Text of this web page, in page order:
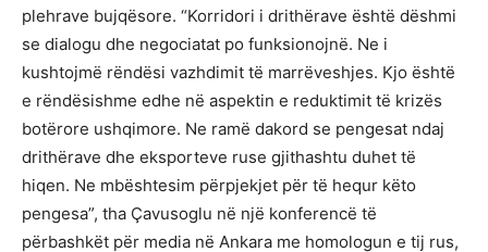
plehrave bujqësore. “Korridori i drithërave është dëshmi
se dialogu dhe negociatat po funksionojnë. Ne i
kushtojmë rëndësi vazhdimit të marrëveshjes. Kjo është
e rëndësishme edhe në aspektin e reduktimit të krizës
botërore ushqimore. Ne ramë dakord se pengesat ndaj
drithërave dhe eksporteve ruse gjithashtu duhet të
hiqen. Ne mbështesim përpjekjet për të hequr këto
pengesa”, tha Çavusoglu në një konferencë të
përbashkët për media në Ankara me homologun e tij rus,